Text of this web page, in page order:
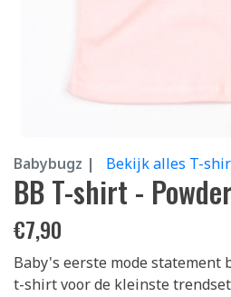
Babybugz | Bekijk alles T-
BB T-shirt -
€7,90
Baby's eerste mode statement
t-shirt voor de kleinste